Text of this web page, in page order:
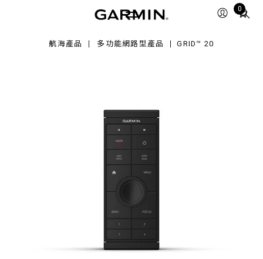
0
Total
航海產品 多功能網路型產品 GRID™ 20